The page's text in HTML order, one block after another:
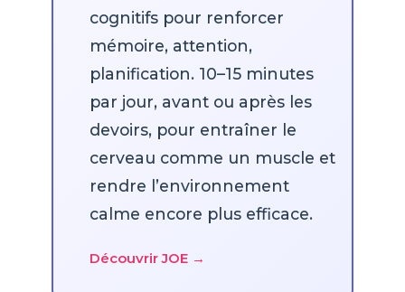
cognitifs pour renforcer
mémoire, attention,
planification. 10–15 minutes
par jour, avant ou après les
devoirs, pour entraîner le
cerveau comme un muscle et
rendre l’environnement
calme encore plus efficace.
Découvrir JOE →